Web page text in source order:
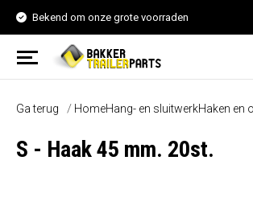
Bekend om onze grote voorraden
Ga terug HomeHang- en sluitwerkHaken en
S - Haak 45 mm. 20st.